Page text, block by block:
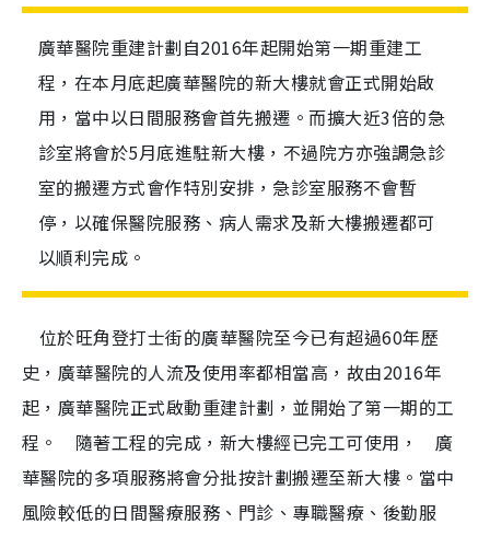
廣華醫院重建計劃自2016年起開始第一期重建工
程，在本月底起廣華醫院的新大樓就會正式開始啟
用，當中以日間服務會首先搬遷。而擴大近3倍的急
診室將會於5月底進駐新大樓，不過院方亦強調急診
室的搬遷方式會作特別安排，急診室服務不會暫
停，以確保醫院服務、病人需求及新大樓搬遷都可
以順利完成。
位於旺角登打士街的廣華醫院至今已有超過60年歷
史，廣華醫院的人流及使用率都相當高，故由2016年
起，廣華醫院正式啟動重建計劃，並開始了第一期的工
程。
隨著工程的完成，新大樓經已完工可使用，
廣
華醫院的多項服務將會分批按計劃搬遷至新大樓。當中
風險較低的日間醫療服務、門診、專職醫療、後勤服